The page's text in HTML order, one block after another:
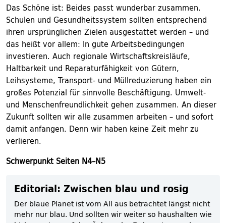
Das Schöne ist: Beides passt wunderbar zusammen.
Schulen und Gesundheitssystem sollten entsprechend
ihren ursprünglichen Zielen ausgestattet werden – und
das heißt vor allem: In gute Arbeitsbedingungen
investieren. Auch regionale Wirtschaftskreisläufe,
Haltbarkeit und Reparaturfähigkeit von Gütern,
Leihsysteme, Transport- und Müllreduzierung haben ein
großes Potenzial für sinnvolle Beschäftigung. Umwelt-
und Menschenfreundlichkeit gehen zusammen. An dieser
Zukunft sollten wir alle zusammen arbeiten – und sofort
damit anfangen. Denn wir haben keine Zeit mehr zu
verlieren.
Schwerpunkt Seiten N4–N5
Editorial: Zwischen blau und rosig
Der blaue Planet ist vom All aus betrachtet längst nicht
mehr nur blau. Und sollten wir weiter so haushalten wie